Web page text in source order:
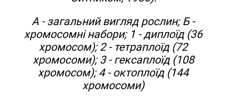
А - загальний вигляд рослин; Б -
хромосомні набори; 1 - диплоїд (36
хромосом); 2 - тетраплоїд (72
хромосоми); 3 - гексаплоїд (108
хромосом); 4 - октоплоїд (144
хромосоми)